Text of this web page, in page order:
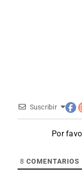
Suscribir
Por
8 COMENTARIOS